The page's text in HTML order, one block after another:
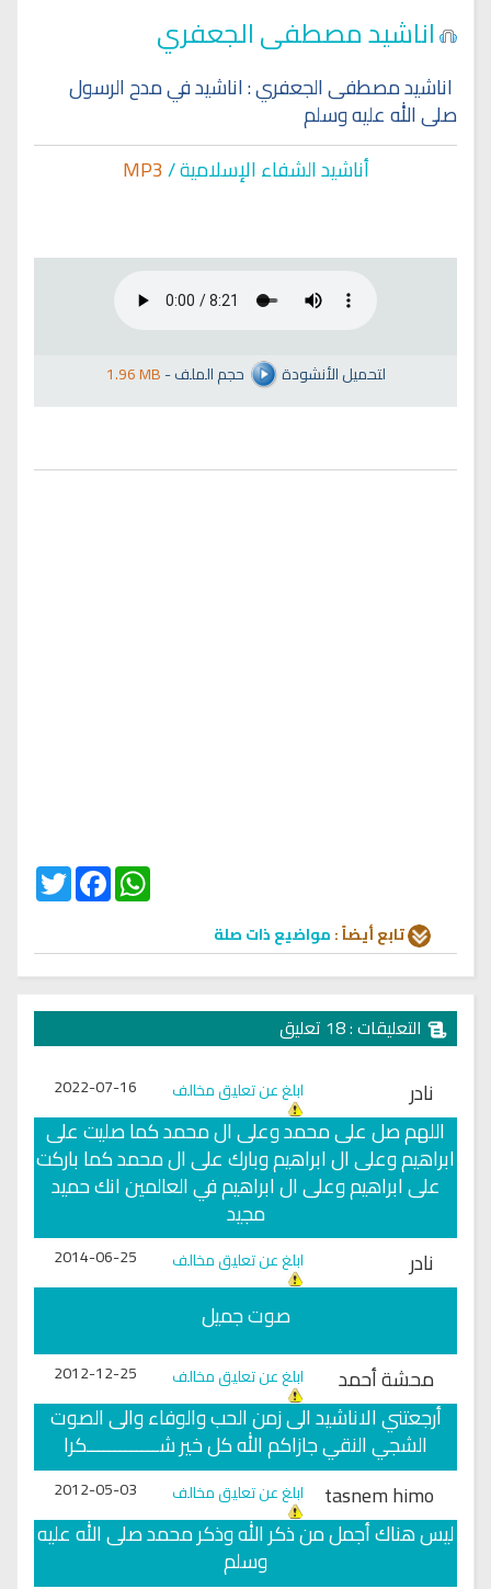
اناشيد مصطفى الجعفري
اناشيد مصطفى الجعفري : اناشيد في مدح الرسول
صلى الله عليه وسلم
أناشيد الشفاء الإسلامية /MP3
1.96 MB- لتحميل الأنشودة حجم الملف
Twitter
FacebookWhatsApp
تابع أيضاً :مواضيع ذات صلة
التعليقات : 18 تعليق
نادر ابلغ عن تعليق مخالف 2022-07-16
اللهم صل على محمد وعلى ال محمد كما صليت على
ابراهيم وعلى ال ابراهيم وبارك على ال محمد كما باركت
على ابراهيم وعلى ال ابراهيم في العالمين انك حميد
مجيد
نادر
ابلغ عن تعليق مخالف 2014-06-25
صوت جميل
محشة أحمد
ابلغ عن تعليق مخالف 2012-12-25
أرجعتني الاناشيد الى زمن الحب والوفاء والى الصوت
الشجي النقي جازاكم الله كل خير شـــــــــــــكرا
tasnem himo
ابلغ عن تعليق مخالف 2012-05-03
ليس هناك أجمل من ذكر الله وذكر محمد صلى الله عليه
وسلم